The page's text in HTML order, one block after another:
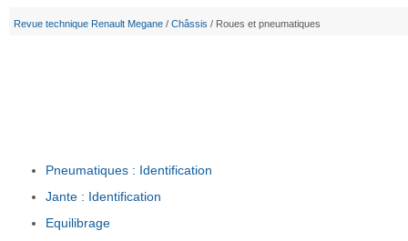
Revue technique Renault Megane / Châssis / Roues et pneumatiques
Pneumatiques : Identification
Jante : Identification
Equilibrage